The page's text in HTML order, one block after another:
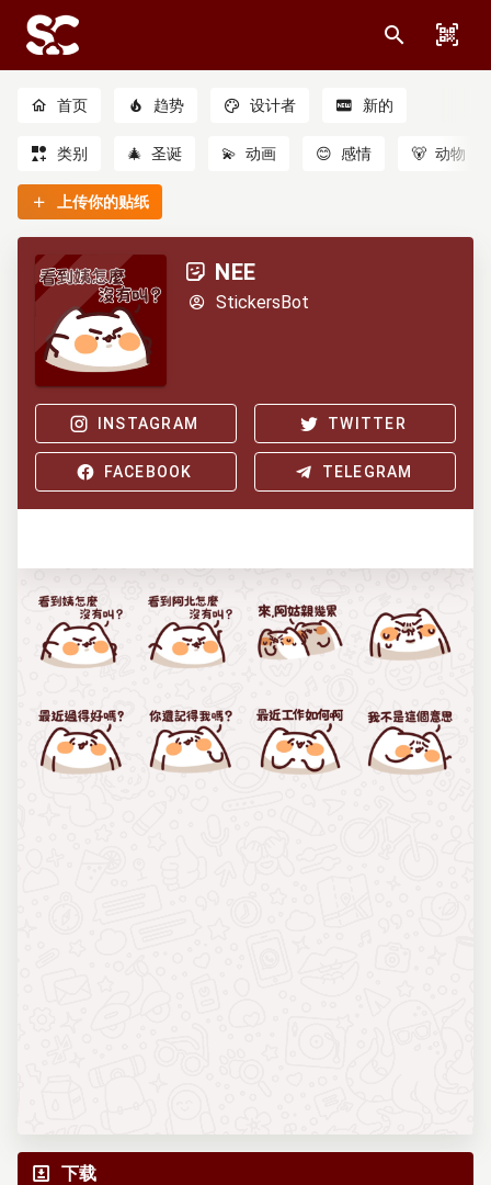
首页 趋势 设计者 新的
类别 🎄 圣诞 💫 动画 😊 感情 🐻 动物
上传你的贴纸
NEE
StickersBot
INSTAGRAM TWITTER
FACEBOOK TELEGRAM
下载